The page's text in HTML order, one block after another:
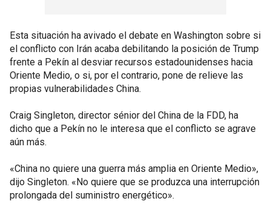
Esta situación ha avivado el debate en Washington sobre si
el conflicto con Irán acaba debilitando la posición de Trump
frente a Pekín al desviar recursos estadounidenses hacia
Oriente Medio, o si, por el contrario, pone de relieve las
propias vulnerabilidades China.
Craig Singleton, director sénior del China de la FDD, ha
dicho que a Pekín no le interesa que el conflicto se agrave
aún más.
«China no quiere una guerra más amplia en Oriente Medio»,
dijo Singleton. «No quiere que se produzca una interrupción
prolongada del suministro energético».